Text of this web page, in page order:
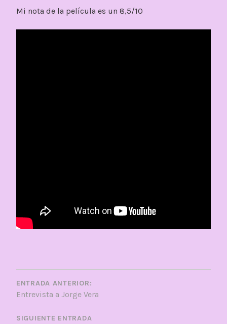
Mi nota de la película es un 8,5/10
NAVEGACIÓN
DE
ENTRADAS
ENTRADA ANTERIOR:
Entrevista a Jorge Vera
SIGUIENTE ENTRADA